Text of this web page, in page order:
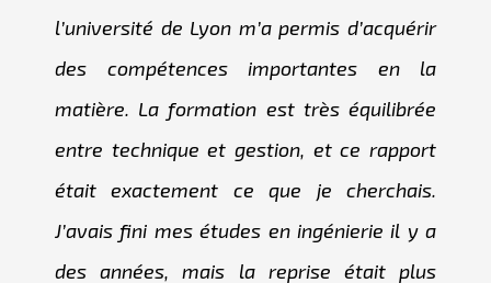
l’université de Lyon m’a permis d’acquérir
des compétences importantes en la
matière. La formation est très équilibrée
entre technique et gestion, et ce rapport
était exactement ce que je cherchais.
J’avais fini mes études en ingénierie il y a
des années, mais la reprise était plus